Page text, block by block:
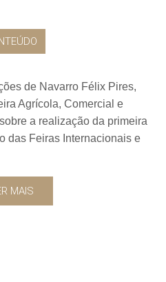
de Navarro Félix Pires,
Agrícola, Comercial e
a realização da primeira
das Feiras Internacionais e
MAIS